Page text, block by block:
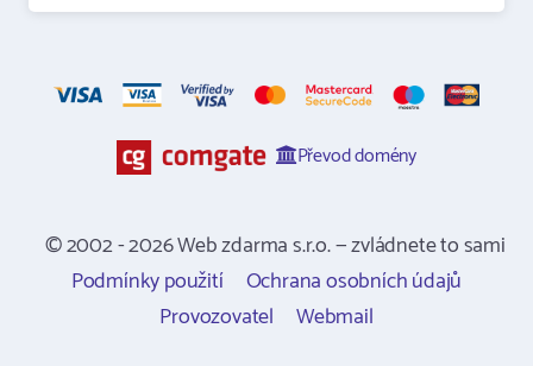
Převod domény
© 2002 - 2026 Web zdarma s.r.o. — zvládnete to sami
Podmínky použití
Ochrana osobních údajů
Provozovatel
Webmail